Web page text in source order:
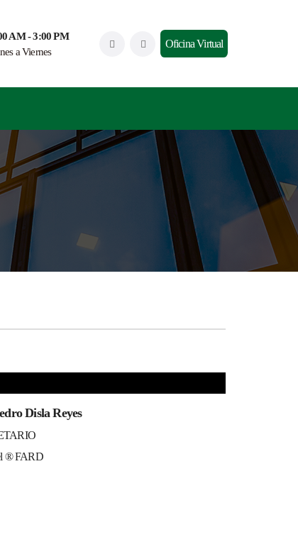
AM - 3:00 PM
a Viernes
Oficina Virtual
Disla Reyes
® FARD